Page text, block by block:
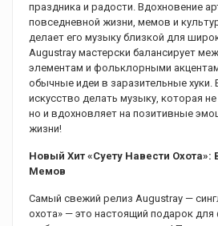
праздника и радости. Вдохновение
повседневной жизни, мемов и
делает его музыку близкой для
Augustray мастерски балансирует
элементам и фольклорными
обычные идеи в заразительные хуки.
искусство делать музыку, которая
но и вдохновляет на позитивные
жизни!
Новый Хит «Суету Навести Охота»:
Мемов
Самый свежий релиз Augustray —
охота» — это настоящий подарок для